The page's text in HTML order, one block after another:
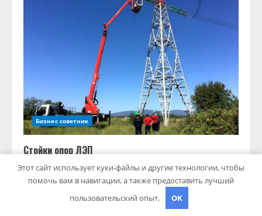
Бизнес советник
Стойки опор ЛЭП
pristroykin_ 18 июля 2024
Этот сайт использует куки-файлы и другие технологии, чтобы
помочь вам в навигации, а также предоставить лучший
пользовательский опыт.
OK